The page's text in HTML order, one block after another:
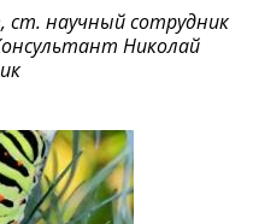
ст. научный сотрудник
Николай